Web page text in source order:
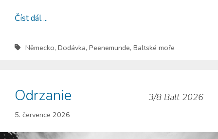
Číst dál ...
Německo, Dodávka, Peenemunde, Baltské moře
Odrzanie 3/8 Balt 2026
5. července 2026